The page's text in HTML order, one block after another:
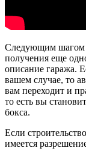
Следующим шагом
получения еще
описание гаража.
вашем случае, то
вам переходит и
то есть вы
бокса.
Если
имеется